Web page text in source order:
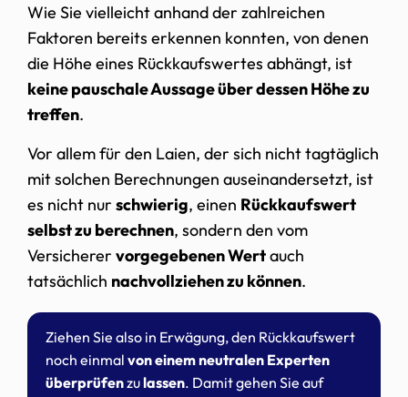
Wie Sie vielleicht anhand der zahlreichen
Faktoren bereits erkennen konnten, von denen
die Höhe eines Rückkaufswertes abhängt, ist
keine pauschale Aussage über dessen Höhe zu
treffen.
Vor allem für den Laien, der sich nicht tagtäglich
mit solchen Berechnungen auseinandersetzt, ist
es nicht nur schwierig, einen Rückkaufswert
selbst zu berechnen, sondern den vom
Versicherer vorgegebenen Wertauch
tatsächlich nachvollziehen zu können.
Ziehen Sie also in Erwägung, den Rückkaufswert
noch einmal von einem neutralen Experten
überprüfenzulassen. Damit gehen Sie auf